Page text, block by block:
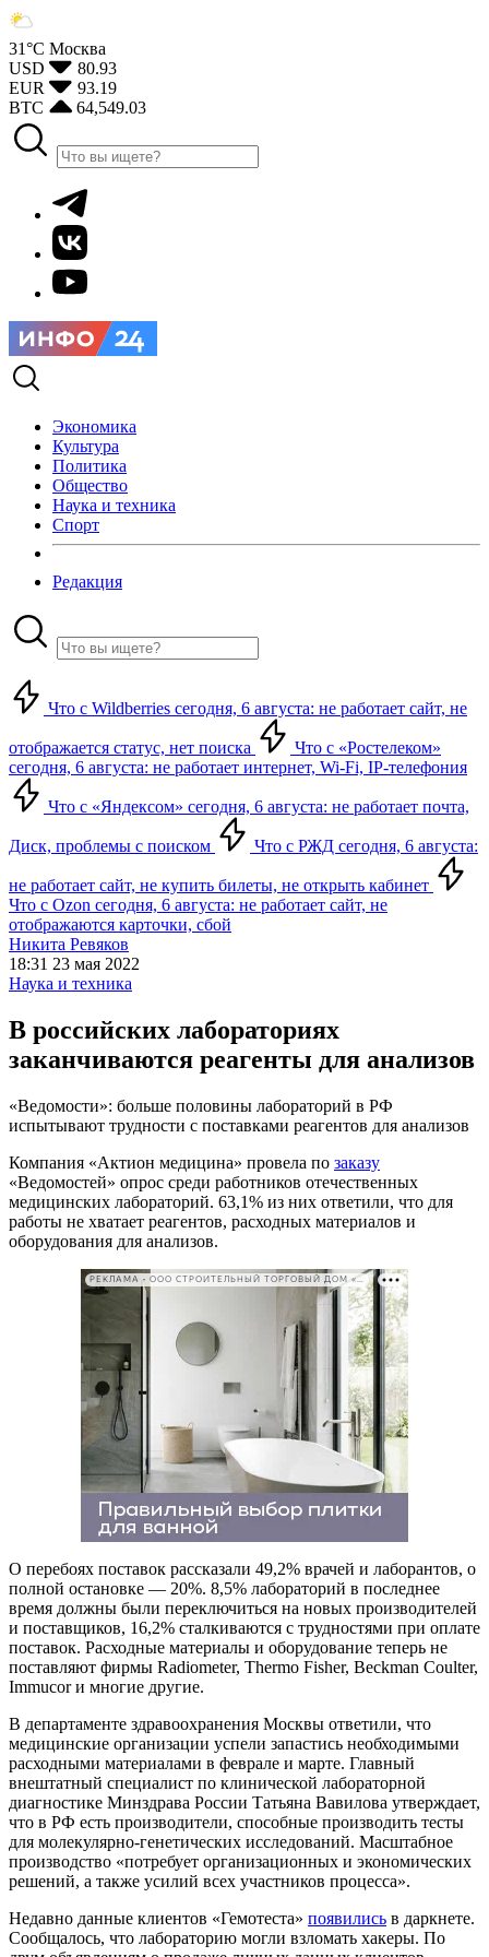
31°С Москва
USD
80.93
EUR
93.19
BTC
64,549.03
Экономика
Культура
Политика
Общество
Наука и техника
Спорт
Редакция
Что с Wildberries сегодня, 6 августа: не работает сайт, не
отображается статус, нет поиска
Что с «Ростелеком»
сегодня, 6 августа: не работает интернет, Wi-Fi, IP-телефония
Что с «Яндексом» сегодня, 6 августа: не работает почта,
Диск, проблемы с поиском Что с РЖД сегодня, 6 августа:
не работает сайт, не купить билеты, не открыть кабинет
Что с Ozon сегодня, 6 августа: не работает сайт, не
отображаются карточки, сбой
Никита Ревяков
18:31 23 мая 2022
Наука и техника
В российских лабораториях
заканчиваются реагенты для анализов
«Ведомости»: больше половины лабораторий в РФ
испытывают трудности с поставками реагентов для анализов
Компания «Актион медицина» провела по заказу
«Ведомостей» опрос среди работников отечественных
медицинских лабораторий. 63,1% из них ответили, что для
работы не хватает реагентов, расходных материалов и
оборудования для анализов.
РЕКЛАМА • ООО СТРОИТЕЛЬНЫЙ ТОРГОВЫЙ ДОМ «ПЕТРОВИЧ». ИНН: 7802348846
О перебоях поставок рассказали 49,2% врачей и лаборантов, о
полной остановке — 20%. 8,5% лабораторий в последнее
время должны были переключиться на новых производителей
и поставщиков, 16,2% сталкиваются с трудностями при оплате
поставок. Расходные материалы и оборудование теперь не
поставляют фирмы Radiometer, Thermo Fisher, Beckman Coulter,
Immucor и многие другие.
В департаменте здравоохранения Москвы ответили, что
медицинские организации успели запастись необходимыми
расходными материалами в феврале и марте. Главный
внештатный специалист по клинической лабораторной
диагностике Минздрава России Татьяна Вавилова утверждает,
что в РФ есть производители, способные производить тесты
для молекулярно-генетических исследований. Масштабное
производство «потребует организационных и экономических
решений, а также усилий всех участников процесса».
Недавно данные клиентов «Гемотеста» появились в даркнете.
Сообщалось, что лабораторию могли взломать хакеры. По